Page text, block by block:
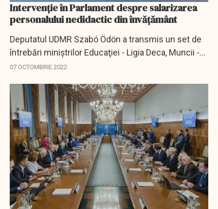
Intervenţie în Parlament despre salarizarea
personalului nedidactic din învățământ
Deputatul UDMR Szabó Ödön a transmis un set de
întrebări miniştrilor Educaţiei - Ligia Deca, Muncii -
Marius Budăi şi Finanţelor - Adrian Câciu cu privire
07 OCTOMBRIE 2022
EXCLUSIV